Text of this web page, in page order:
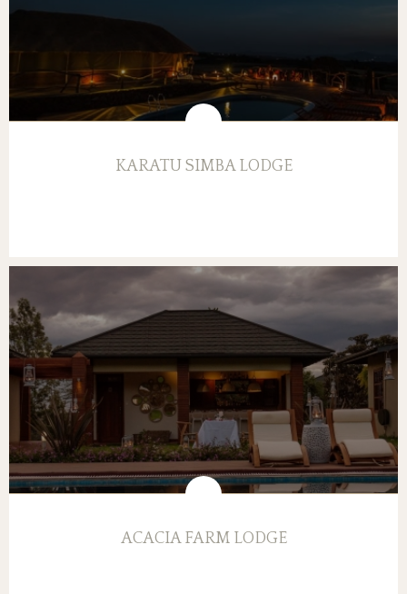
KARATU SIMBA LODGE
ACACIA FARM LODGE